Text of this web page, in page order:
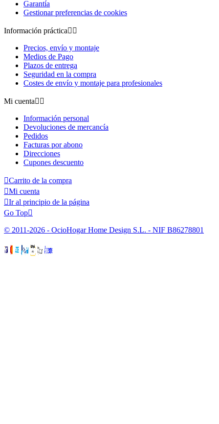
Garantía
Gestionar preferencias de cookies
Información práctica 
Precios, envío y montaje
Medios de Pago
Plazos de entrega
Seguridad en la compra
Costes de envío y montaje para profesionales
Mi cuenta 
Información personal
Devoluciones de mercancía
Pedidos
Facturas por abono
Direcciones
Cupones descuento
Carrito de la compra
Mi cuenta
Ir al principio de la página
Go Top
© 2011-2026 - OcioHogar Home Design S.L. - NIF B86278801